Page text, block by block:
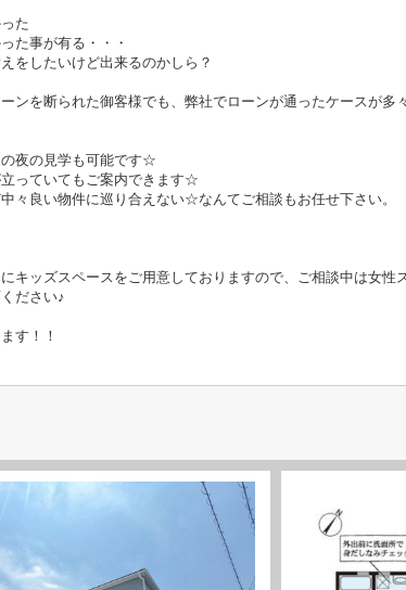
た
た事が有る・・・
をしたいけど出来るのかしら？
ンを断られた御客様でも、弊社でローンが通ったケースが多
夜の見学も可能です☆
っていてもご案内できます☆
々良い物件に巡り合えない☆なんてご相談もお任せ下さい。
キッズスペースをご用意しておりますので、ご相談中は女
ださい♪
す！！